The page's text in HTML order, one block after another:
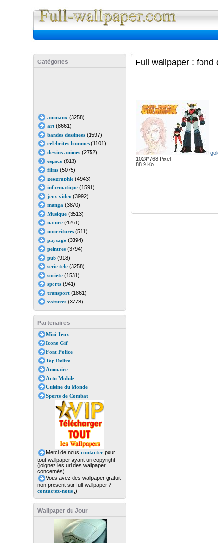
Catégories
animaux (3258)
art(8661)
bandes dessinees(1597)
celebrites hommes(1101)
dessins animes(2752)
espace(813)
films(5075)
geographie(4943)
informatique(1591)
jeux video (3992)
manga (3870)
Musique(3513)
nature(4261)
nourritures(511)
paysage(3394)
peintres(3794)
pub(918)
serie tele(3258)
societe(1531)
sports(941)
transport(1861)
voitures(3778)
Partenaires
Mini Jeux
Icone Gif
Font Police
Top Delire
Annuaire
Actu Mobile
Cuisine du Monde
Sports de Combat
Merci de nous contacterpour
tout wallpaper ayant un copyright
(joignez les url des wallpaper
concernés)
Vous avez des wallpaper gratuit
non présent sur full-wallpaper ?
contactez-nous;)
Wallpaper du Jour
Full wallpaper : fond
1024*768 Pixel
88.9 Ko